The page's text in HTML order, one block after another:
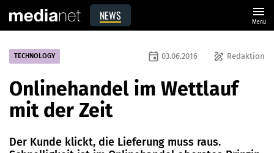
NEWS menu
Menü
TECHNOLOGY draw Redaktion
event 03.06.2016
Onlinehandel im Wettlauf
mit der Zeit
Der Kunde klickt, die Lieferung muss raus.